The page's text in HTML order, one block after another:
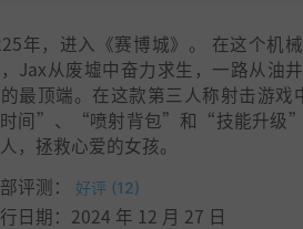
年，进入《赛博城》。 在这个机
Jax从废墟中奋力求生，一路从油
最顶端。在这款第三人称射击游
间”、“喷射背包”和“技能升级”
，拯救心爱的女孩。
评测：
好评 (12)
日期：2024 年 12 月 27 日